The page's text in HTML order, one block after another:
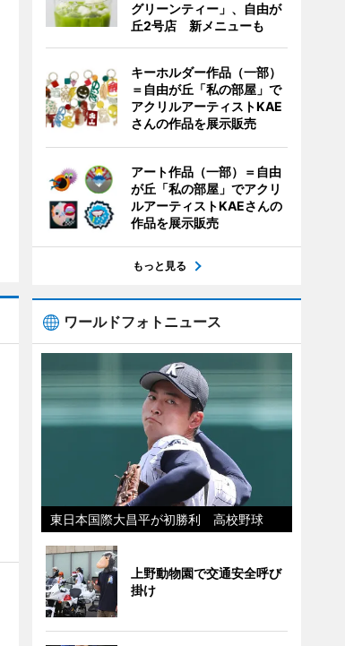
グリーンティー」、自由が
丘2号店 新メニューも
キーホルダー作品（一部）
＝自由が丘「私の部屋」で
アクリルアーティストKAE
さんの作品を展示販売
アート作品（一部）＝自由
が丘「私の部屋」でアクリ
ルアーティストKAEさんの
作品を展示販売
もっと見る
ワールドフォトニュース
東日本国際大昌平が初勝利 高校野球
上野動物園で交通安全呼び
掛け